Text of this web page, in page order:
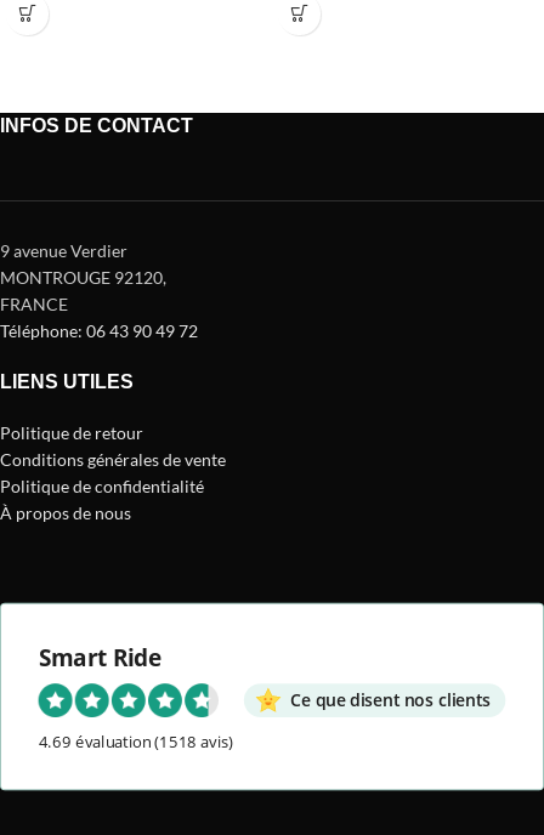
INFOS DE CONTACT
9 avenue Verdier
MONTROUGE 92120,
FRANCE
Téléphone: 06 43 90 49 72
LIENS UTILES
Politique de retour
Conditions générales de vente
Politique de confidentialité
À propos de nous
Smart Ride
Ce que disent nos clients
4.69 évaluation(1518 avis)